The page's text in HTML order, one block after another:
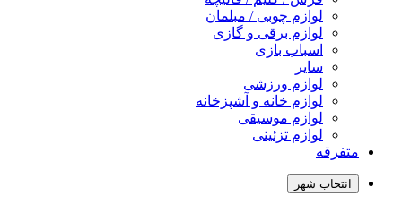
لوازم چوبی / مبلمان
لوازم برقی و گازی
اسباب بازی
سایر
لوازم ورزشی
لوازم خانه و آشپزخانه
لوازم موسیقی
لوازم تزئینی
متفرقه
انتخاب شهر